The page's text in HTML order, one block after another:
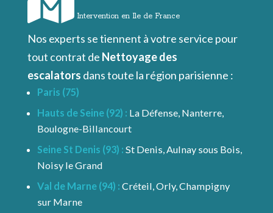
Intervention en Ile de France
Nos experts se tiennent à votre service pour
tout contrat de Nettoyage des
escalators dans toute la région parisienne :
Paris (75)
Hauts de Seine (92) : La Défense, Nanterre,
Boulogne-Billancourt
Seine St Denis (93) : St Denis, Aulnay sous Bois,
Noisy le Grand
Val de Marne (94) : Créteil, Orly, Champigny
sur Marne